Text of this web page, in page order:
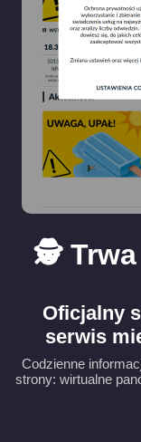
🕵️ Trwa
Oficjalny
serwis
Codzienne
strony: wirtualne